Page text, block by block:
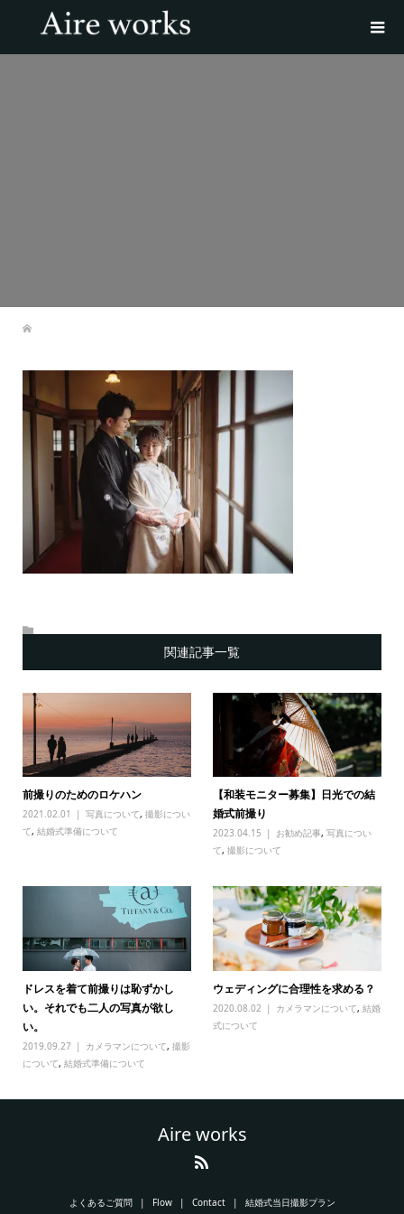
関連記事一覧
前撮りのためのロケハン
2021.02.01 写真について, 撮影につい
て, 結婚式準備について
【和装モニター募集】日光での結
婚式前撮り
2023.04.15 お勧め記事,写真につい
て,撮影について
ドレスを着て前撮りは恥ずかし
い。それでも二人の写真が欲し
い。
2019.09.27 カメラマンについて, 撮影
について, 結婚式準備について
ウェディングに合理性を求める？
2020.08.02 カメラマンについて,結婚
式について
Aire works
よくあるご質問 Flow Contact 結婚式当日撮影プラン